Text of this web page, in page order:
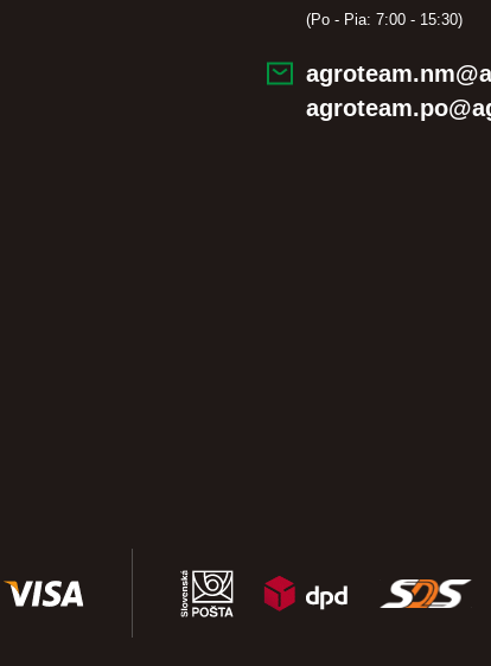
(Po - Pia: 7:00 - 15:30)